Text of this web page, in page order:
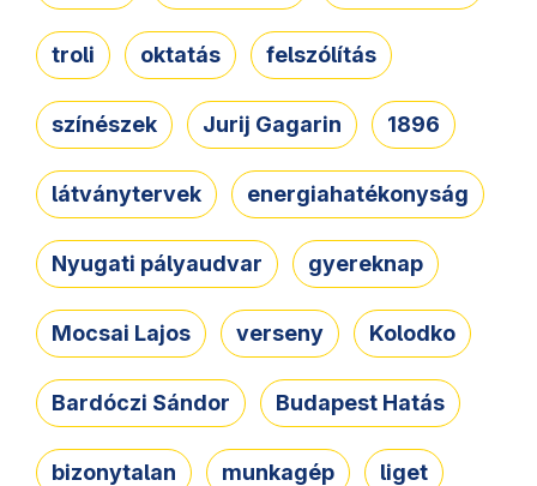
troli oktatás felszólítás
színészek Jurij Gagarin 1896
látványtervek energiahatékonyság
Nyugati pályaudvar gyereknap
Mocsai Lajos verseny Kolodko
Bardóczi Sándor Budapest Hatás
bizonytalan munkagép liget